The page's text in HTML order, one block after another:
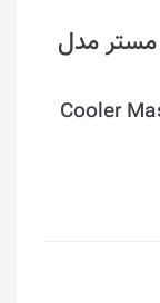
اینچ کولر مستر مدل
Cooler